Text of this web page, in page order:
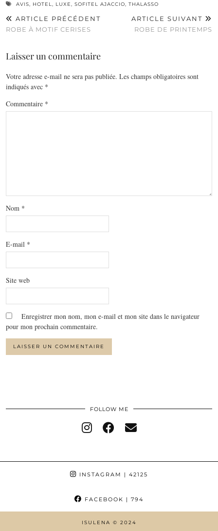
AVIS, HOTEL, LUXE, SOFITEL AJACCIO, THALASSO
ARTICLE PRÉCÉDENT
ROBE À MOTIF CERISES
ARTICLE SUIVANT
ROBE DE PRINTEMPS
Laisser un commentaire
Votre adresse e-mail ne sera pas publiée. Les champs obligatoires sont
indiqués avec *
Commentaire *
Nom *
E-mail *
Site web
Enregistrer mon nom, mon e-mail et mon site dans le navigateur
pour mon prochain commentaire.
FOLLOW ME
INSTAGRAM | 42125
FACEBOOK | 794
ISULENA © 2024